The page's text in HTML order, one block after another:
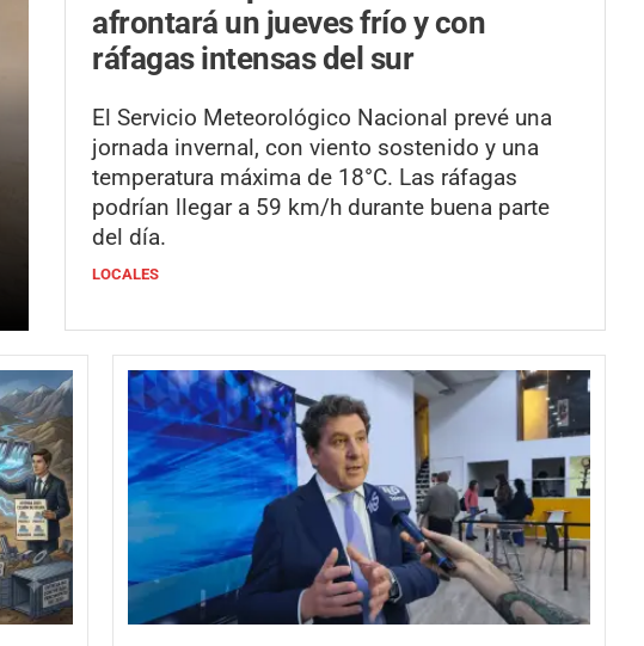
afrontará un jueves frío y con
ráfagas intensas del sur
El Servicio Meteorológico Nacional prevé una
jornada invernal, con viento sostenido y una
temperatura máxima de 18°C. Las ráfagas
podrían llegar a 59 km/h durante buena parte
del día.
LOCALES